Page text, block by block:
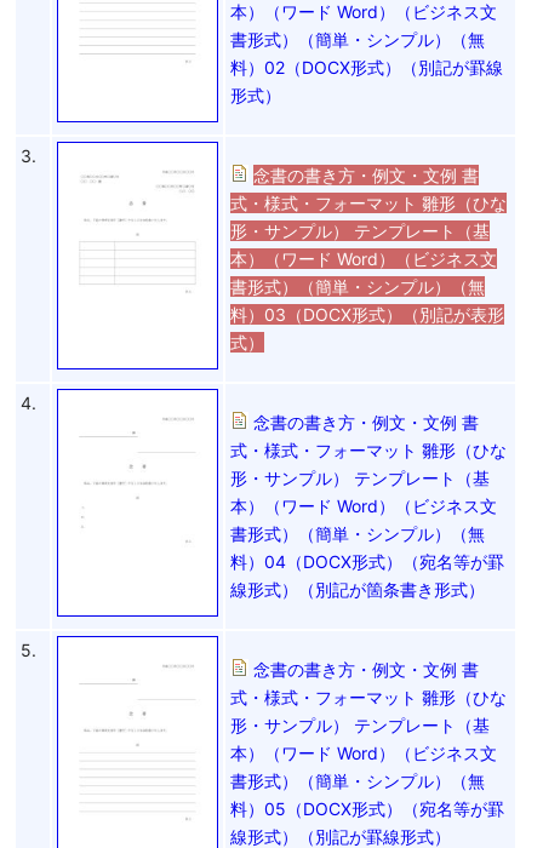
本）（ワード Word）（ビジネス文
書形式）（簡単・シンプル）（無
料）02（DOCX形式）（別記が罫線
形式）
3.
念書の書き方・例文・文例 書
式・様式・フォーマット 雛形（ひな
形・サンプル） テンプレート（基
本）（ワード Word）（ビジネス文
書形式）（簡単・シンプル）（無
料）03（DOCX形式）（別記が表形
式）
4.
念書の書き方・例文・文例 書
式・様式・フォーマット 雛形（ひな
形・サンプル） テンプレート（基
本）（ワード Word）（ビジネス文
書形式）（簡単・シンプル）（無
料）04（DOCX形式）（宛名等が罫
線形式）（別記が箇条書き形式）
5.
念書の書き方・例文・文例 書
式・様式・フォーマット 雛形（ひな
形・サンプル） テンプレート（基
本）（ワード Word）（ビジネス文
書形式）（簡単・シンプル）（無
料）05（DOCX形式）（宛名等が罫
線形式）（別記が罫線形式）